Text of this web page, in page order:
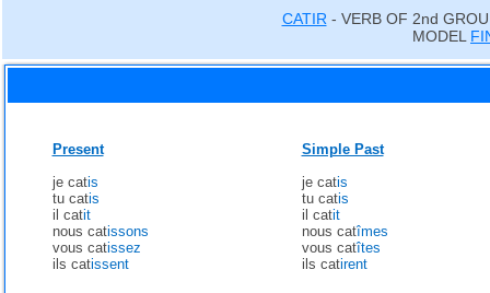
CATIR - VERB OF 2nd
MODEL
Present
je catis
tu catis
il catit
nous catissons
vous catissez
ils catissent
Simple Past
je catis
tu catis
il catit
nous catîmes
vous catîtes
ils catirent